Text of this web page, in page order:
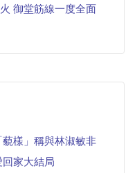
御堂筋線一度全面
樣」稱與林淑敏非
家大結局